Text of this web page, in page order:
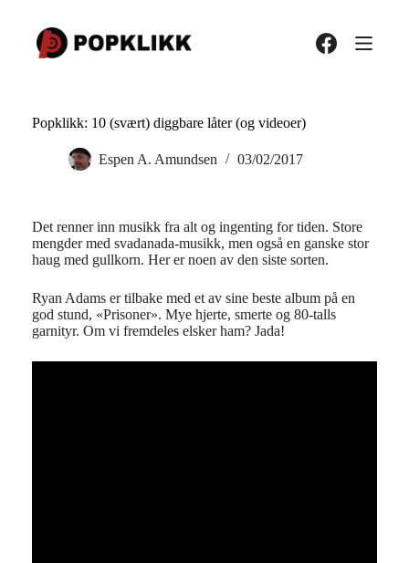
innholdet
Popklikk: 10 (svært) diggbare låter (og videoer)
Espen A. Amundsen 03/02/2017
Det renner inn musikk fra alt og ingenting for tiden. Store
mengder med svadanada-musikk, men også en ganske stor
haug med gullkorn. Her er noen av den siste sorten.
Ryan Adams er tilbake med et av sine beste album på en
god stund, «Prisoner». Mye hjerte, smerte og 80-talls
garnityr. Om vi fremdeles elsker ham? Jada!